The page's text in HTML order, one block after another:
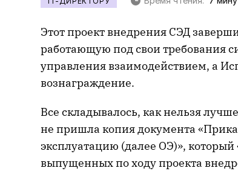
Этот проект внедрения СЭД
работающую под свои требования
управления взаимодействием, а
вознаграждение.
Все складывалось, как нельзя
не пришла копия документа
эксплуатацию (далее ОЭ)»,
выпущенных по ходу проекта